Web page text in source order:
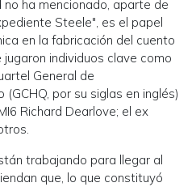
ha mencionado, aparte de
Steele", es el papel
en la fabricación del cuento
individuos clave como
General de
(GCHQ, por su siglas en inglés)
Richard Dearlove; el ex
trabajando para llegar al
que, lo que constituyó